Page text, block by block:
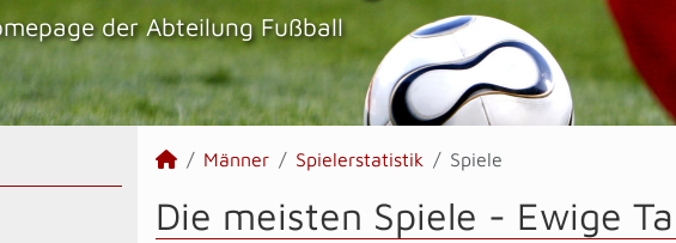
der Abteilung Fußball
Männer Spielerstatistik Spiele
Die meisten Spiele - Ewige